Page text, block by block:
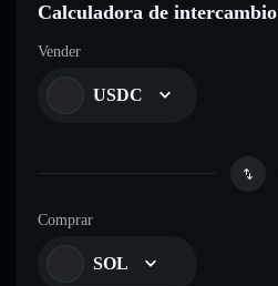
Calculadora de
Vender
USDC
Comprar
SOL